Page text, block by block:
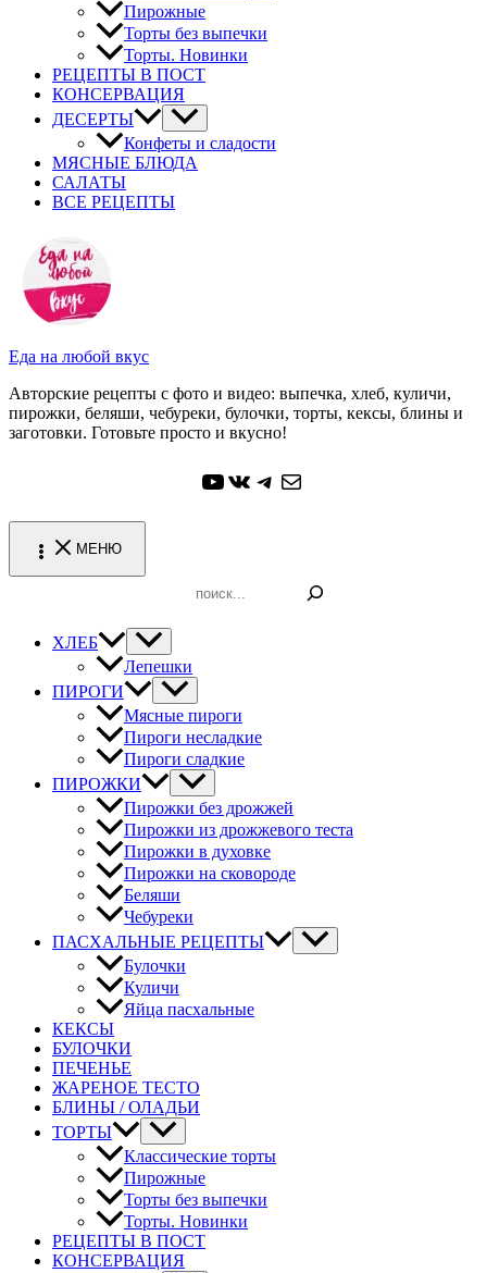
Пирожные
Торты без выпечки
Торты. Новинки
РЕЦЕПТЫ В ПОСТ
КОНСЕРВАЦИЯ
ДЕСЕРТЫ
Конфеты и сладости
МЯСНЫЕ БЛЮДА
САЛАТЫ
ВСЕ РЕЦЕПТЫ
Еда на любой вкус
Авторские рецепты с фото и видео: выпечка, хлеб, куличи,
пирожки, беляши, чебуреки, булочки, торты, кексы, блины и
заготовки. Готовьте просто и вкусно!
YouTube
ВКонтакте
Telegram
Почта
МЕНЮ
ХЛЕБ
Лепешки
ПИРОГИ
Мясные пироги
Пироги несладкие
Пироги сладкие
ПИРОЖКИ
Пирожки без дрожжей
Пирожки из дрожжевого теста
Пирожки в духовке
Пирожки на сковороде
Беляши
Чебуреки
ПАСХАЛЬНЫЕ РЕЦЕПТЫ
Булочки
Куличи
Яйца пасхальные
КЕКСЫ
БУЛОЧКИ
ПЕЧЕНЬЕ
ЖАРЕНОЕ ТЕСТО
БЛИНЫ / ОЛАДЬИ
ТОРТЫ
Классические торты
Пирожные
Торты без выпечки
Торты. Новинки
РЕЦЕПТЫ В ПОСТ
КОНСЕРВАЦИЯ